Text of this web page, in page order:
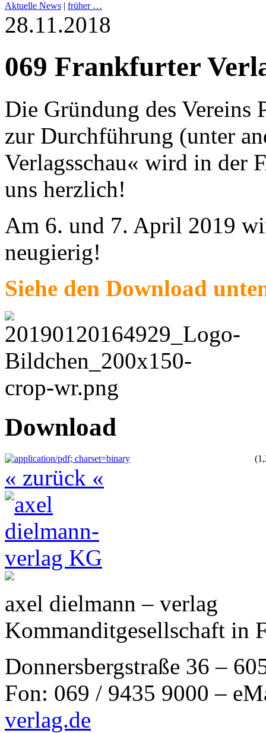
Aktuelle News | früher …
28.11.2018
069 Frankfurter
Die Gründung des
zur Durchführung (unter
Verlagsschau« wird in der
uns herzlich!
Am 6. und 7. April 2019
neugierig!
Siehe den Download
Download
« zurück «
axel dielmann – verlag
Kommanditgesellschaft in
Donnersbergstraße 36 –
Fon: 069 / 9435 9000 –
verlag.de